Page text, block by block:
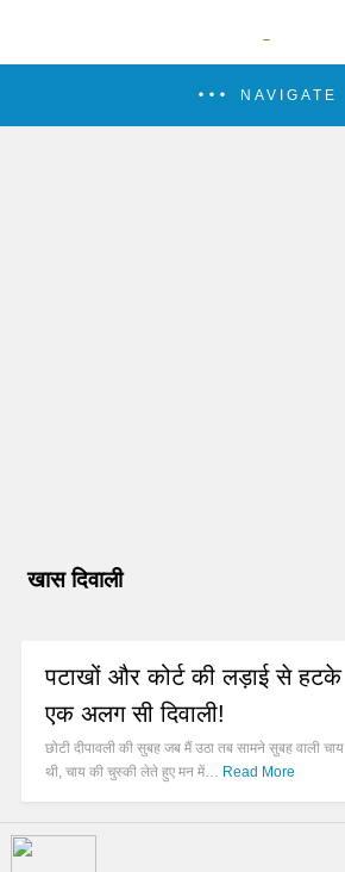
NAVIGATE
खास दिवाली
पटाखों और कोर्ट की लड़ाई से हटके
एक अलग सी दिवाली!
छोटी दीपावली की सुबह जब मैं उठा तब सामने सुबह वाली चाय
थी, चाय की चुस्की लेते हुए मन में… Read More